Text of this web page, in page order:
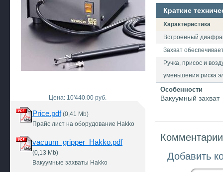
Цена: 10'440.00 руб.
Price.pdf(0,41 Mb)
Прайс лист на оборудование Hakko
vacuum_gripper_Hakko.pdf
(0,13 Mb)
Вакуумные захваты Hakko
Краткие
Характеристика
Встроенный
Захват
Ручка, присос и
уменьшения риска
Особенности
Вакуумный захват
Добавить